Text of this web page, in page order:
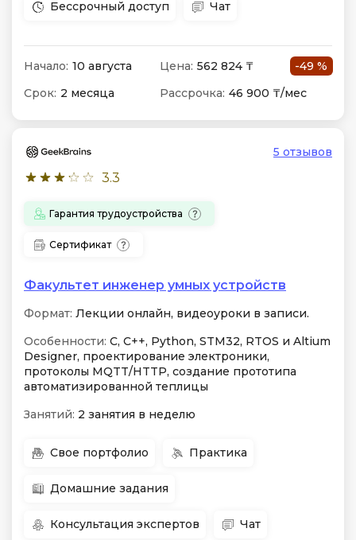
Бессрочный доступ Чат
Начало: 10 августа Цена: 562 824 ₸
-49 %
Срок: 2 месяца Рассрочка: 46 900 ₸/мес
3.3
5 отзывов
Гарантия трудоустройства
Сертификат
Факультет инженер умных устройств
Формат: Лекции онлайн, видеоуроки в записи.
Особенности: C, C++, Python, STM32, RTOS и Altium
Designer, проектирование электроники,
протоколы MQTT/HTTP, создание прототипа
автоматизированной теплицы
Занятий: 2 занятия в неделю
Свое портфолио Практика
Домашние задания
Консультация экспертов Чат